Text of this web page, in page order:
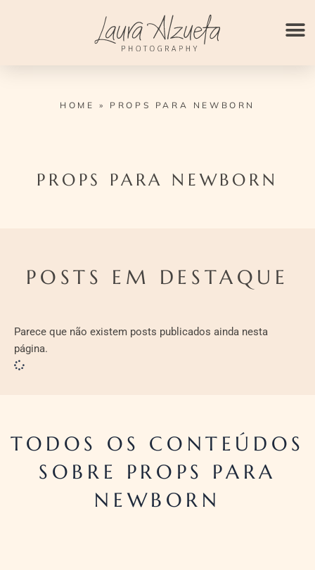
HOME » PROPS PARA NEWBORN
PROPS PARA NEWBORN
POSTS EM DESTAQUE
Parece que não existem posts publicados ainda nesta
página.
TODOS OS CONTEÚDOS
SOBRE PROPS PARA
NEWBORN